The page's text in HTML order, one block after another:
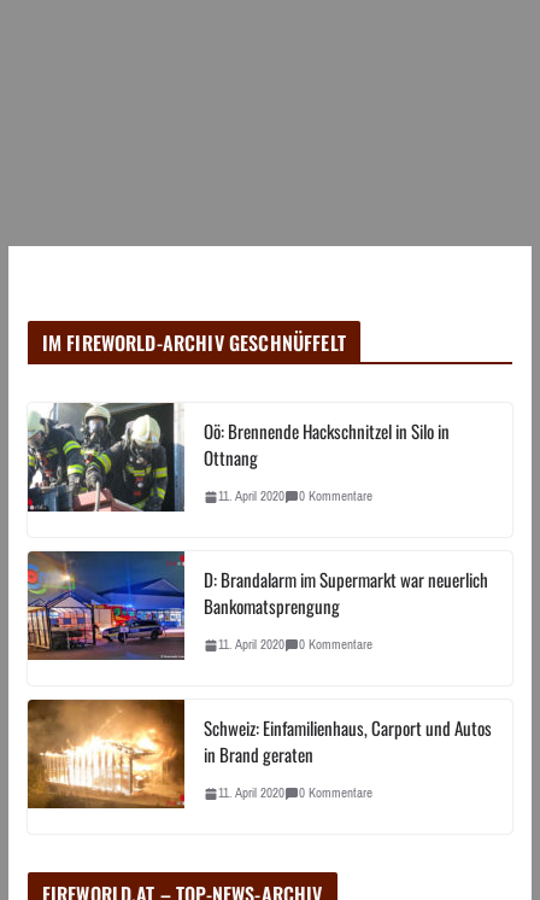
IM FIREWORLD-ARCHIV GESCHNÜFFELT
Oö: Brennende Hackschnitzel in Silo in
Ottnang
11. April 2020 0 Kommentare
D: Brandalarm im Supermarkt war neuerlich
Bankomatsprengung
11. April 2020 0 Kommentare
Schweiz: Einfamilienhaus, Carport und Autos
in Brand geraten
11. April 2020 0 Kommentare
FIREWORLD.AT – TOP-NEWS-ARCHIV